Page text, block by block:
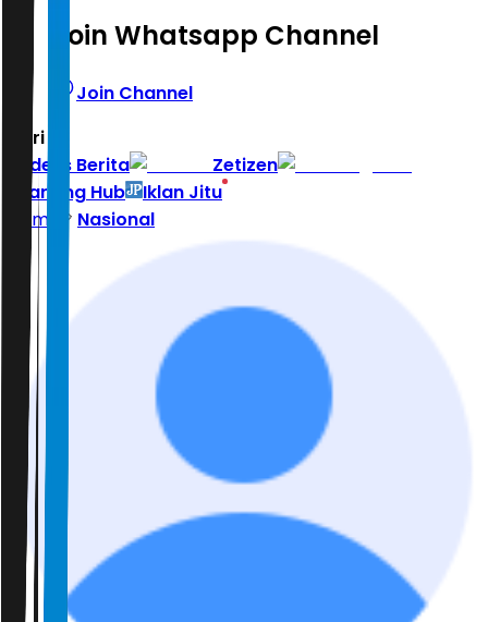
Join Whatsapp Channel
Join Channel
Hari ini
Indeks Berita
Zetizen
Learning Hub
Iklan Jitu
Home
Nasional